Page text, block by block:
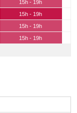
15h - 19h
15h - 19h
15h - 19h
15h - 19h